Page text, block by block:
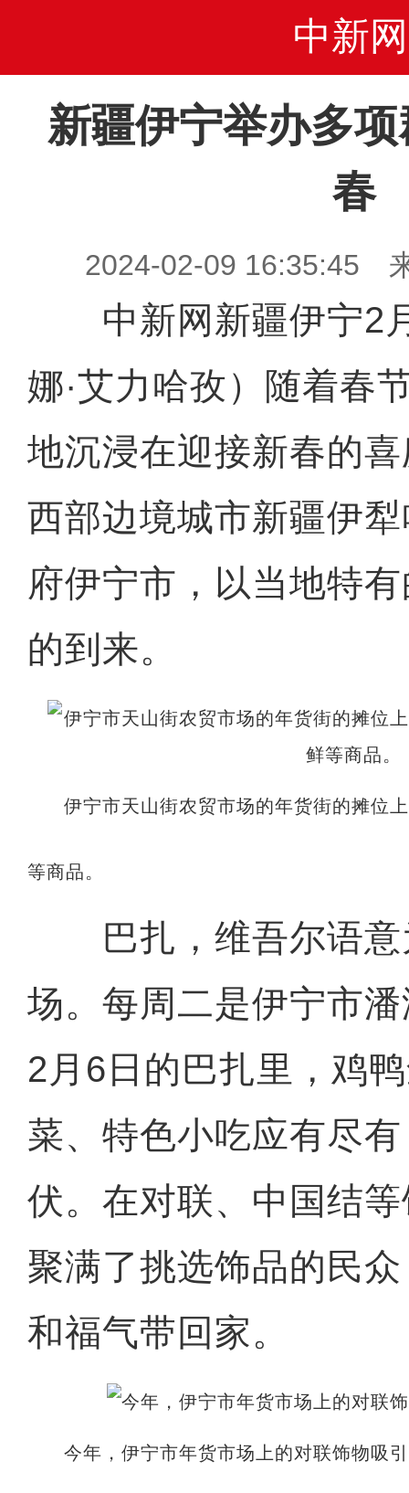
中新网
新疆伊宁举办多
春
2024-02-09 16:35:45
中新网新疆伊宁2
娜·艾力哈孜）随着春
地沉浸在迎接新春的
西部边境城市新疆伊
府伊宁市，以当地特
的到来。
伊宁市天山街农贸市场的年货街的摊位
等商品。
巴扎，维吾尔语意
场。每周二是伊宁市
2月6日的巴扎里，鸡
菜、特色小吃应有尽
伏。在对联、中国结
聚满了挑选饰品的民
和福气带回家。
今年，伊宁市年货市场上的对联饰物吸